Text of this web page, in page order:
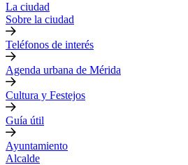
La ciudad
Sobre la ciudad
Teléfonos de interés
Agenda urbana de Mérida
Cultura y Festejos
Guía útil
Ayuntamiento
Alcalde